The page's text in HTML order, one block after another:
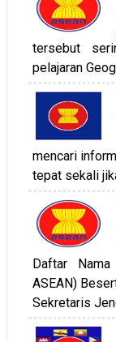
tersebut
pelajaran
mencari
tepat sekali
Daftar
ASEAN)
Sekretaris